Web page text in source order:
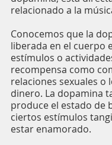
relacionado a la
Conocemos que la
liberada en el cuerpo
estímulos o
recompensa como
relaciones sexuales o
dinero. La dopamina
produce el estado de
ciertos estímulos
estar enamorado.